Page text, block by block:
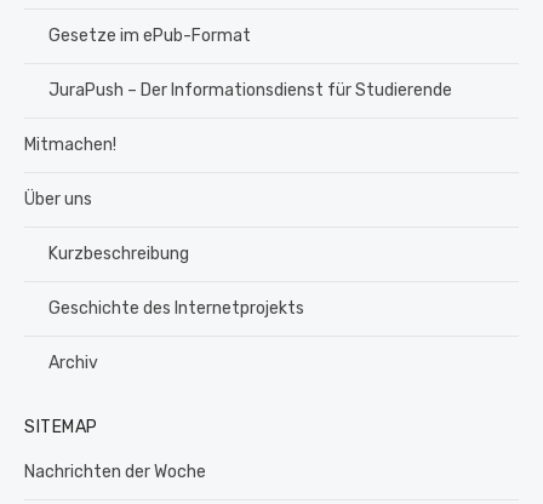
Gesetze im ePub-Format
JuraPush – Der Informationsdienst für Studierende
Mitmachen!
Über uns
Kurzbeschreibung
Geschichte des Internetprojekts
Archiv
SITEMAP
Nachrichten der Woche